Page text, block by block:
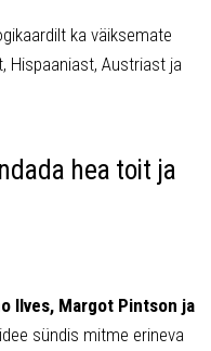
ka väiksemate
Hispaaniast, Austriast ja
hea toit ja
Ilves, Margot Pintson ja
sündis mitme erineva